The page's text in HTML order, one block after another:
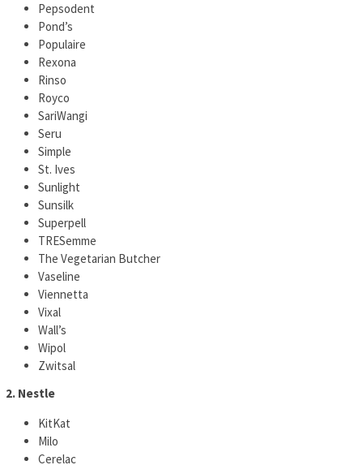
Pepsodent
Pond’s
Populaire
Rexona
Rinso
Royco
SariWangi
Seru
Simple
St. Ives
Sunlight
Sunsilk
Superpell
TRESemme
The Vegetarian Butcher
Vaseline
Viennetta
Vixal
Wall’s
Wipol
Zwitsal
2. Nestle
KitKat
Milo
Cerelac